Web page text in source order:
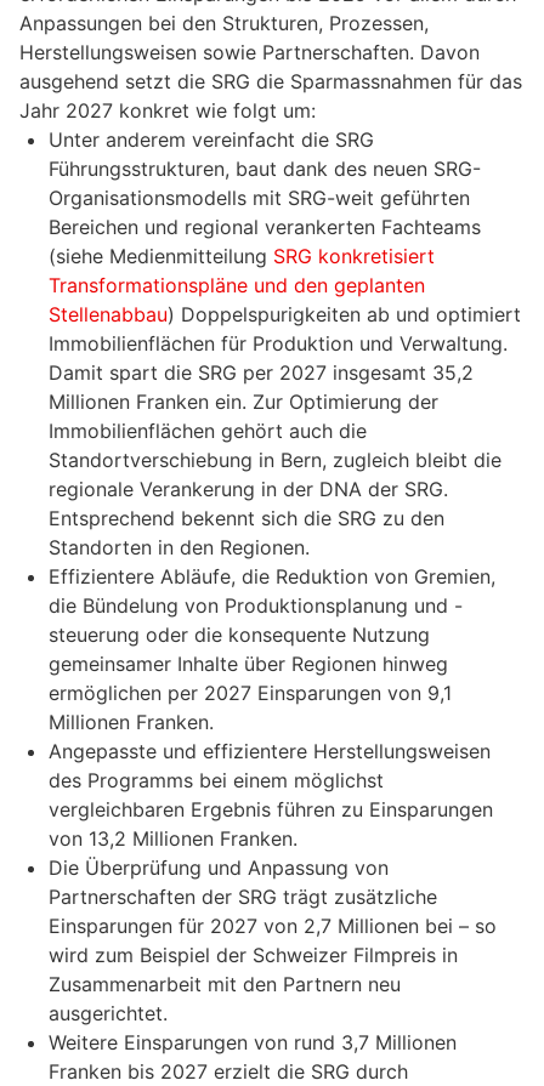
Anpassungen bei den Strukturen, Prozessen,
Herstellungsweisen sowie Partnerschaften. Davon
ausgehend setzt die SRG die Sparmassnahmen für das
Jahr 2027 konkret wie folgt um:
Unter anderem vereinfacht die SRG
Führungsstrukturen, baut dank des neuen SRG-
Organisationsmodells mit SRG-weit geführten
Bereichen und regional verankerten Fachteams
(siehe Medienmitteilung SRG konkretisiert
Transformationspläne und den geplanten
Stellenabbau) Doppelspurigkeiten ab und optimiert
Immobilienflächen für Produktion und Verwaltung.
Damit spart die SRG per 2027 insgesamt 35,2
Millionen Franken ein. Zur Optimierung der
Immobilienflächen gehört auch die
Standortverschiebung in Bern, zugleich bleibt die
regionale Verankerung in der DNA der SRG.
Entsprechend bekennt sich die SRG zu den
Standorten in den Regionen.
Effizientere Abläufe, die Reduktion von Gremien,
die Bündelung von Produktionsplanung und -
steuerung oder die konsequente Nutzung
gemeinsamer Inhalte über Regionen hinweg
ermöglichen per 2027 Einsparungen von 9,1
Millionen Franken.
Angepasste und effizientere Herstellungsweisen
des Programms bei einem möglichst
vergleichbaren Ergebnis führen zu Einsparungen
von 13,2 Millionen Franken.
Die Überprüfung und Anpassung von
Partnerschaften der SRG trägt zusätzliche
Einsparungen für 2027 von 2,7 Millionen bei – so
wird zum Beispiel der Schweizer Filmpreis in
Zusammenarbeit mit den Partnern neu
ausgerichtet.
Weitere Einsparungen von rund 3,7 Millionen
Franken bis 2027 erzielt die SRG durch